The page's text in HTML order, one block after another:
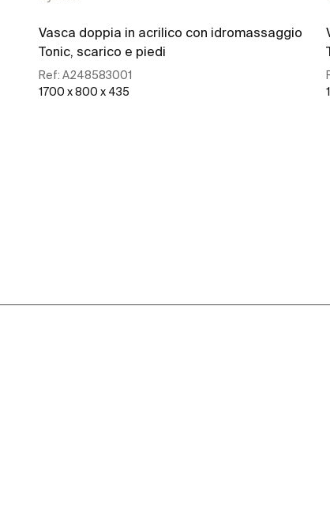
Vasca doppia in acrilico con idromassaggio
Tonic, scarico e piedi
Ref: A248583001
1700 x 800 x 435